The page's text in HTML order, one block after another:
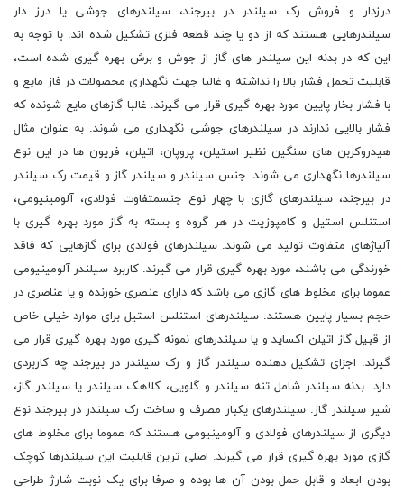
درزدار و فروش رک سیلندر در بیرجند، سیلندرهای جوشی یا درز دار
سیلندرهایی هستند که از دو یا چند قطعه فلزی تشکیل شده اند. با توجه به
این که در بدنه این سیلندر های گاز از جوش و برش بهره گیری شده است،
قابلیت تحمل فشار بالا را نداشته و غالبا جهت نگهداری محصولات در فاز مایع و
با فشار بخار پایین مورد بهره گیری قرار می گیرند. غالبا گازهای مایع شونده که
فشار بالایی ندارند در سیلندرهای جوشی نگهداری می شوند. به عنوان مثال
هیدروکربن های سنگین نظیر استیلن، پروپان، اتیلن، فریون ها در این نوع
سیلندرها نگهداری می شوند. جنس سیلندر و سیلندر گاز و قیمت رک سیلندر
در بیرجند، سیلندرهای گازی با چهار نوع جنسمتفاوت فولادی، آلومینیومی،
استنلس استیل و کامپوزیت در هر گروه و بسته به گاز مورد بهره گیری با
آلیاژهای متفاوت تولید می شوند. سیلندرهای فولادی برای گازهایی که فاقد
خورندگی می باشند، مورد بهره گیری قرار می گیرند. کاربرد سیلندر آلومینیومی
عموما برای مخلوط های گازی می باشد که دارای عنصری خورنده و یا عناصری در
حجم بسیار پایین هستند. سیلندرهای استنلس استیل برای موارد خیلی خاص
از قبیل گاز اتیلن اکساید و یا سیلندرهای نمونه گیری مورد بهره گیری قرار می
گیرند. اجزای تشکیل دهنده سیلندر گاز و رک سیلندر در بیرجند چه کاربردی
دارد. بدنه سیلندر شامل تنه سیلندر و گلویی، کلاهک سیلندر یا سیلندر گاز،
شیر سیلندر گاز. سیلندرهای یکبار مصرف و ساخت رک سیلندر در بیرجند نوع
دیگری از سیلندرهای فولادی و آلومینیومی هستند که عموما برای مخلوط های
گازی مورد بهره گیری قرار می گیرند. اصلی ترین قابلیت این سیلندرها کوچک
بودن ابعاد و قابل حمل بودن آن ها بوده و صرفا برای یک نوبت شارژ طراحی